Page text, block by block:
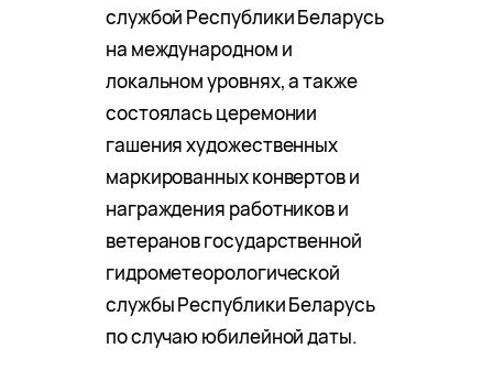
службой Республики Беларусь
на международном и
локальном уровнях, а также
состоялась церемонии
гашения художественных
маркированных конвертов и
награждения работников и
ветеранов государственной
гидрометеорологической
службы Республики Беларусь
по случаю юбилейной даты.